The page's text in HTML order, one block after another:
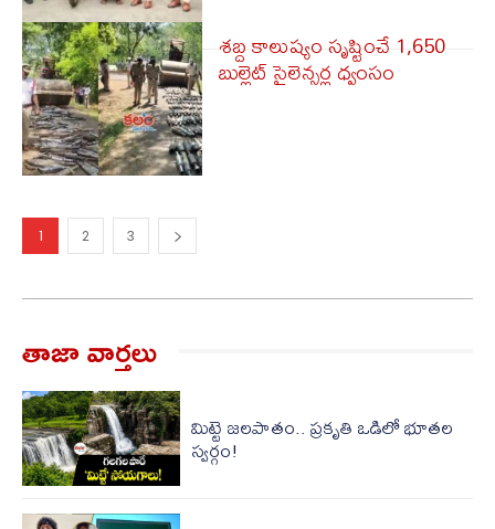
శబ్ద కాలుష్యం సృష్టించే 1,650
బుల్లెట్ సైలెన్సర్ల ధ్వంసం
1 2 3
తాజా వార్త‌లు
మిట్టె జలపాతం.. ప్రకృతి ఒడిలో భూతల
స్వర్గం!